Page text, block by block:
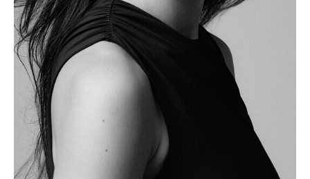
POP MUSICIENS
TALENTS INTERNATIONAUX
CANDIDATURE
NOS AGENCES